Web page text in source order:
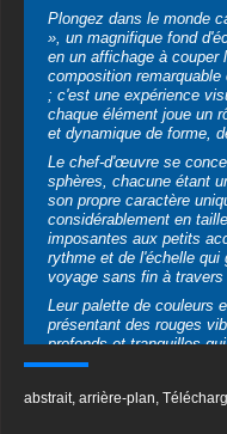
et dynamique de forme,
Le chef-d'œuvre se
sphères, chacune étant
son propre caractère
considérablement en
imposantes aux petits
rythme et de l'échelle qui
voyage sans fin à
Leur palette de couleurs
présentant des rouges
profonds et tranquilles
et purs ainsi que des
juxtaposition délibérée
stimulant et
d'émotions allant de
sereine.
dans son réalisme
surface brillante
lentille microscopique,
abstrait,arrière-plan,